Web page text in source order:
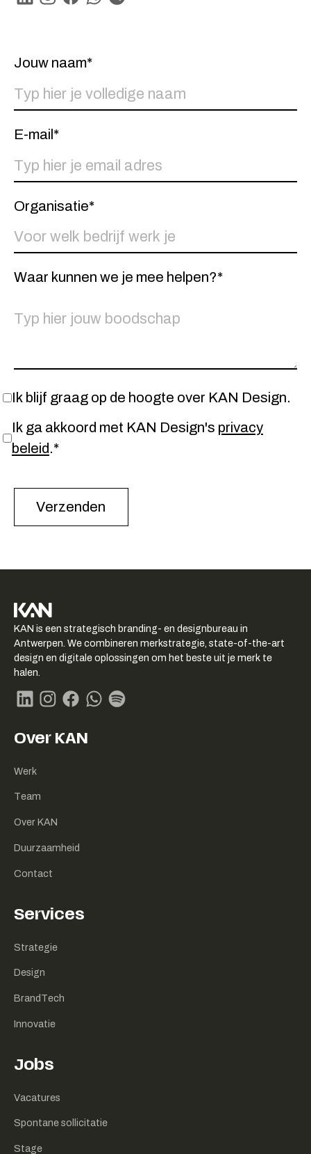
Jouw naam*
E-mail*
Organisatie*
Waar kunnen we je mee helpen?*
Ik blijf graag op de hoogte over KAN Design.
Ik ga akkoord met KAN Design's privacy
beleid.*
KAN logo
-
Link
naar
KAN is een strategisch branding- en designbureau in
Antwerpen. We combineren merkstrategie, state-of-the-art
design en digitale oplossingen om het beste uit je merk te
halen.
Over KAN
Werk
Team
Over KAN
Duurzaamheid
Contact
Services
Strategie
Design
BrandTech
Innovatie
Jobs
Vacatures
Spontane sollicitatie
Stage